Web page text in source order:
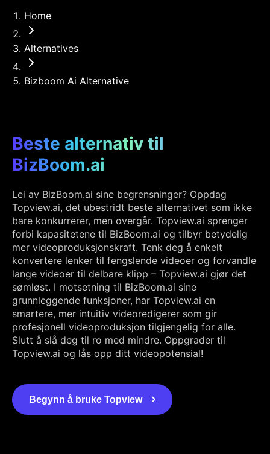
Home
Alternatives
Bizboom Ai Alternative
Beste alternativ til
BizBoom.ai
Lei av BizBoom.ai sine begrensninger? Oppdag
Topview.ai, det ubestridt beste alternativet som ikke
bare konkurrerer, men overgår. Topview.ai sprenger
forbi kapasitetene til BizBoom.ai og tilbyr betydelig
mer videoproduksjonskraft. Tenk deg å enkelt
konvertere lenker til fengslende videoer og forvandle
lange videoer til delbare klipp – Topview.ai gjør det
sømløst. I motsetning til BizBoom.ai sine
grunnleggende funksjoner, har Topview.ai en
smartere, mer intuitiv videoredigerer som gir
profesjonell videoproduksjon tilgjengelig for alle.
Slutt å slå deg til ro med mindre. Oppgrader til
Topview.ai og lås opp ditt videopotensial!
Begynn å bruke Topview